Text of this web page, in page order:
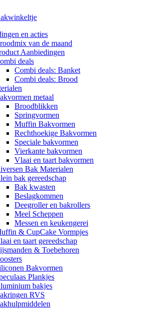
en acties
van de maand
Aanbiedingen
deals
Combi deals: Banket
Combi deals: Brood
metaal
Broodblikken
Springvormen
Muffin Bakvormen
Rechthoekige Bakvormen
Speciale bakvormen
Vierkante bakvormen
Vlaai en taart bakvormen
Bak Materialen
bak gereedschap
Bak kwasten
Beslagkommen
Deegroller en bakrollers
Meel Scheppen
Messen en keukengerei
& CupCake Vormpjes
en taart gereedschap
& Toebehoren
Bakvormen
Plankjes
bakjes
RVS